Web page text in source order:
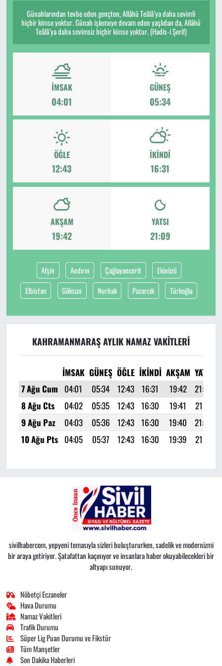
Günahlarından tevbe eden gençten, Allâhü Teâlâ’ya daha sevimli
hiçbir kimse yoktur. Günah işlemeye devam eden yaşlıdan da, Allâhü
Teâlâ’ya daha sevimsiz hiçbir kimse yoktur. (Hadis-i Şerif)
İMSAK
04:01
GÜNEŞ
05:34
ÖĞLE
12:43
İKINDI
16:31
AKŞAM
19:42
YATSI
21:09
Afşin Andırın Çağlayancerit
Ekinözü
Elbistan
Göksun Nurhak Pazarcık Türkoğlu
KAHRAMANMARAŞ AYLIK NAMAZ VAKITLERI
İMSAK GÜNEŞ ÖĞLE İKINDI AKŞAM YATSI
7 Ağu Cum 04:01 05:34 12:43 16:31 19:42
21:09
8 Ağu Cts
04:02 05:35 12:43 16:30 19:41
21:08
9 Ağu Paz
04:03 05:36 12:43 16:30 19:40
21:06
10 Ağu Pts 04:05 05:37 12:43 16:30 19:39 21:05
sivilhabercom, yepyeni temasıyla sizleri buluştururken, sadelik ve modernizmi
bir araya getiriyor. Şatafattan kaçınıyor ve insanlara haber okuyabilecekleri bir
altyapı sunuyor.
Nöbetçi Eczaneler
Hava Durumu
Namaz Vakitleri
Trafik Durumu
Süper Lig Puan Durumu ve Fikstür
Tüm Manşetler
Son Dakika Haberleri